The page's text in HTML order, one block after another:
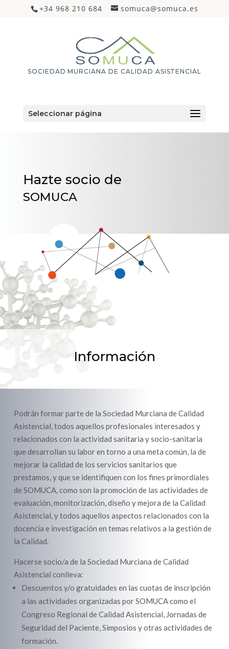
+34 968 210 684 somuca@somuca.es
SOCIEDAD MURCIANA DE CALIDAD ASISTENCIAL
Seleccionar página
Hazte socio de
SOMUCA
Información
Podrán formar parte de la Sociedad Murciana de Calidad
Asistencial, todos aquellos profesionales interesados y
relacionados con la actividad sanitaria y socio-sanitaria
que desarrollan su labor en torno a una meta común, la de
mejorar la calidad de los servicios sanitarios que
prestamos, y que se identifiquen con los fines primordiales
de SOMUCA, como son la promoción de las actividades de
evaluación, monitorización, diseño y mejora de la Calidad
Asistencial, y todos aquellos aspectos relacionados con la
docencia e investigación en temas relativos a la gestión de
la Calidad.
Hacerse socio/a de la Sociedad Murciana de Calidad
Asistencial conlleva:
Descuentos y/o gratuidades en las cuotas de inscripción
a las actividades organizadas por SOMUCA como el
Congreso Regional de Calidad Asistencial, Jornadas de
Seguridad del Paciente, Simposios y otras actividades de
formación.